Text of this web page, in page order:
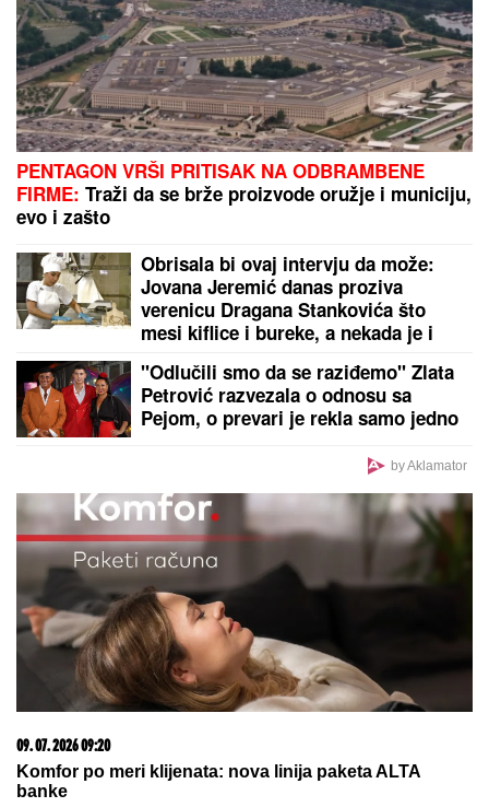
OVO ONE! (FOTO)
Vic dana: Švaba na proputovanju kroz Srbiju
doživeo saobraćajku u blizini Pirota...
by Aklamator
PREPORUKA ZA VAS
"Ovo je bio PRVI SIMPTOM DEMENCIJE koji sam
primetila kod Brusa Vilisa, a evo da li me danas
PREPOZNAJE", supruga slavnog glumca otkrila
nove detalje - OSEĆAJ KRIVICE je non stop prati